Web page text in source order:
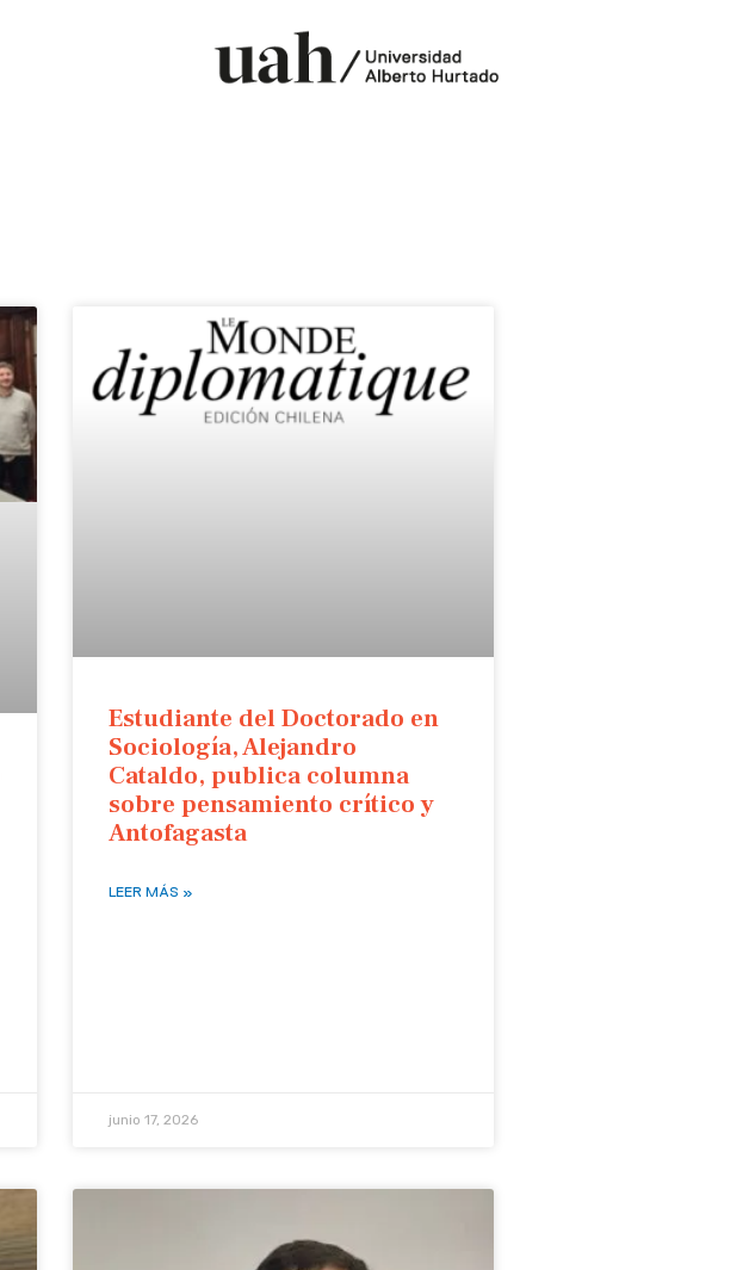
Estudiante del Doctorado en
Sociología, Alejandro
Cataldo, publica columna
sobre pensamiento crítico y
Antofagasta
LEER MÁS »
junio 17, 2026